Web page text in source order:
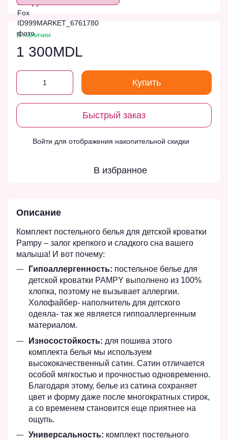
В наличии
1 300MDL
Купить
Быстрый заказ
Войти для отображения накопительной скидки
В избранное
Описание
Комплект постельного белья для детской кроватки
Pampy – залог крепкого и сладкого сна вашего
малыша! И вот почему:
Гипоаллергенность: постельное белье для
детской кроватки PAMPY выполнено из 100%
хлопка, поэтому не вызывает аллергии.
Холофайбер- наполнитель для детского
одеяла- так же является гиппоаллергенным
материалом.
Износостойкость: для пошива этого
комплекта белья мы используем
высококачественный сатин. Сатин отличается
особой мягкостью и прочностью одновременно.
Благодаря этому, белье из сатина сохраняет
цвет и форму даже после многократных стирок,
а со временем становится еще приятнее на
ощупь.
Универсальность: комплект постельного